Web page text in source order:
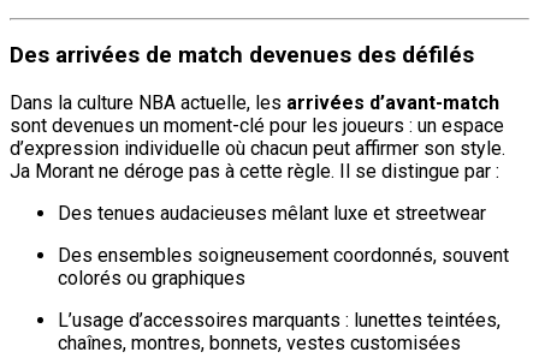
Des arrivées de match devenues des défilés
Dans la culture NBA actuelle, les arrivées d’avant-match
sont devenues un moment-clé pour les joueurs : un espace
d’expression individuelle où chacun peut affirmer son style.
Ja Morant ne déroge pas à cette règle. Il se distingue par :
Des tenues audacieuses mêlant luxe et streetwear
Des ensembles soigneusement coordonnés, souvent
colorés ou graphiques
L’usage d’accessoires marquants : lunettes teintées,
chaînes, montres, bonnets, vestes customisées